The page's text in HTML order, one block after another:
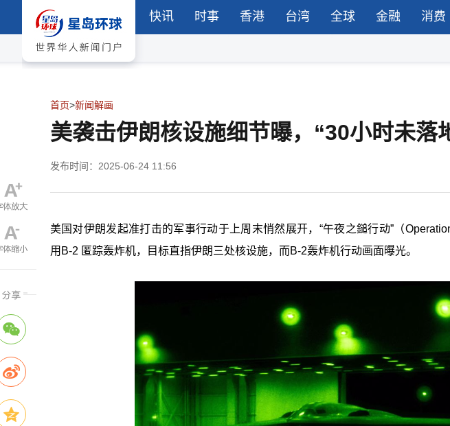
快讯 时事 香港 台湾 全球 金融 消费
首页>新闻解画
美袭击伊朗核设施细节曝，“30小时未落
发布时间：2025-06-24 11:56
美国对伊朗发起准打击的军事行动于上周末悄然展开，“午夜之鎚行动”（
用B-2 匿踪轰炸机，目标直指伊朗三处核设施，而B-2轰炸机行动画面曝光。